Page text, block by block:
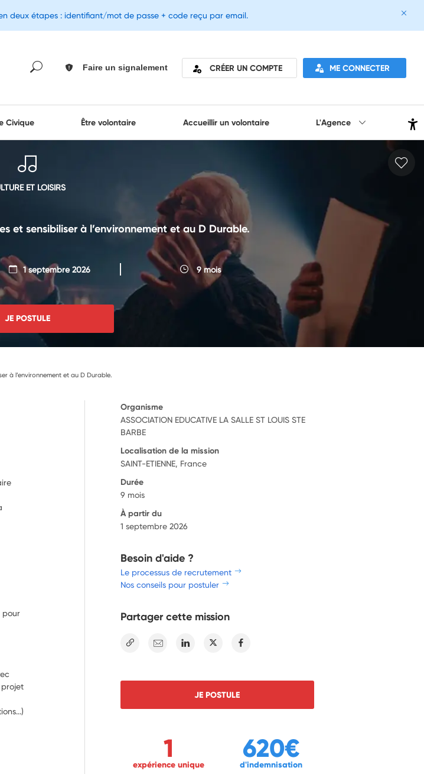
Faire un signalement CRÉER UN COMPTE ME CONNECTER
Civique Être volontaire Accueillir un volontaire L'Agence
ET LOISIRS
et sensibiliser à l’environnement et au D Durable.
1 septembre 2026 9 mois
JE POSTULE
à l’environnement et au D Durable.
pour
Organisme
ASSOCIATION EDUCATIVE LA SALLE ST LOUIS STE
BARBE
Localisation de la mission
SAINT-ETIENNE, France
Durée
9 mois
À partir du
1 septembre 2026
Besoin d'aide ?
Le processus de recrutement
Nos conseils pour postuler
Partager cette mission
E-mail Linkedin Twitter
JE POSTULE
1
expérience unique
620€
d'indemnisation
deux étapes : identifiant/mot de passe + code reçu par email.